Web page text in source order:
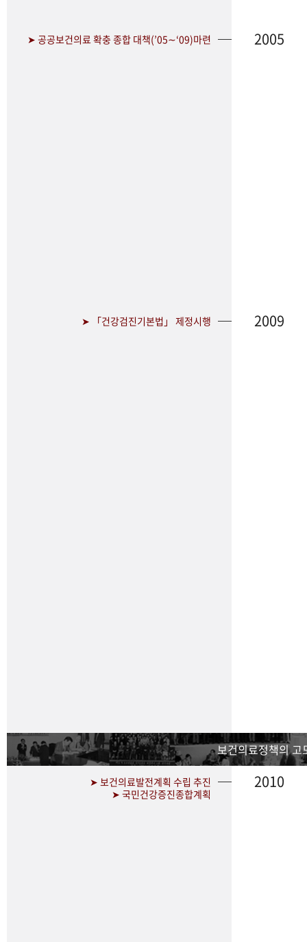
➤ 공공보건의료 확충 종합 대책(’05∼‘09)마련 2005
➤ 「건강검진기본법」 제정시행 2009
보건의료정책의 고
➤ 보건의료발전계획 수립 추진
➤ 국민건강증진종합계획
2010